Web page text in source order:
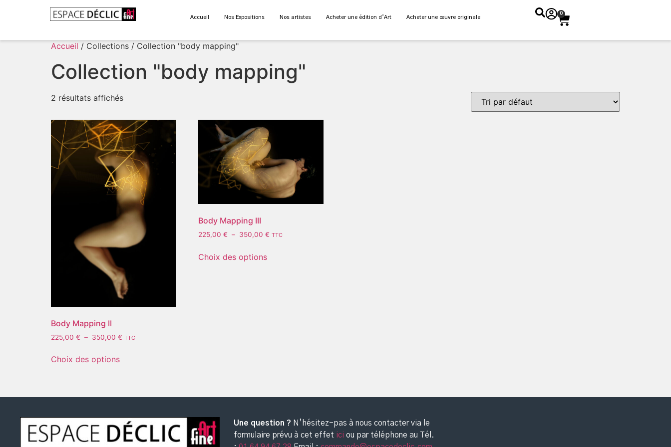
Accueil Nos Expositions Nos artistes Acheter une édition d’Art Acheter une œuvre originale
0
Accueil / Collections / Collection "body mapping"
Collection "body mapping"
2 résultats affichés
Body Mapping II
225,00 € – 350,00 € TTC
Choix des options
Body Mapping III
225,00 € – 350,00 € TTC
Choix des options
Une question ? N’hésitez-pas à nous contacter via le
formulaire prévu à cet effet ici ou par téléphone au
Tél.